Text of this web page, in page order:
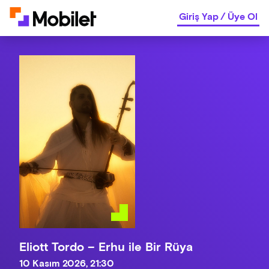
Giriş Yap/Üye Ol
Eliott Tordo – Erhu ile Bir Rüya
10 Kasım 2026, 21:30